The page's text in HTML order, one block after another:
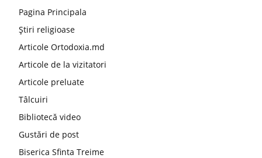
Pagina Principala
Știri religioase
Articole Ortodoxia.md
Articole de la vizitatori
Articole preluate
Tâlcuiri
Bibliotecă video
Gustări de post
Biserica Sfinta Treime